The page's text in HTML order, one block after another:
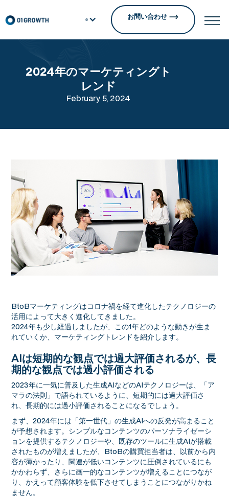
お問い合わせ
2024年のマーケティングト
レンド
February 5, 2024
BtoBマーケティングはコロナ禍を経て進化したテクノロジーの
活用によって大きく進化してきました。
2024年も少し経過しましたが、この1年どのような動きが生ま
れていくか、マーケティングトレンドを紹介します。
AIは短期的な観点では過大評価されるが、長
期的な観点では過小評価される
2023年に一気に普及した生成AIなどのAIテクノロジーは、「ア
マラの法則」で語られているように、短期的には過大評価さ
れ、長期的には過小評価されることになるでしょう。
まず、2024年には「第一世代」の生成AIへの反発が高まること
が予想されます。シンプルなコンテンツのパーソナライゼーシ
ョンを提供するテクノロジーや、既存のツールに生成AIが搭載
されたものが増えましたが、BtoBの購買担当者は、以前から内
容が薄かったり、関連が低いコンテンツに圧倒されているにも
かかわらず、さらに画一的なコンテンツが増えることにつなが
り、かえって顧客体験を低下させてしまうことにつながりかね
ません。